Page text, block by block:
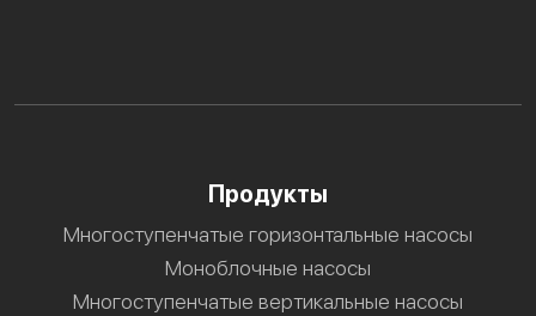
Продукты
Многоступенчатые горизонтальные насосы
Моноблочные насосы
Многоступенчатые вертикальные насосы